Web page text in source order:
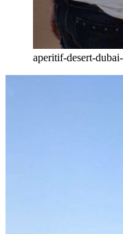
aperitif-desert-